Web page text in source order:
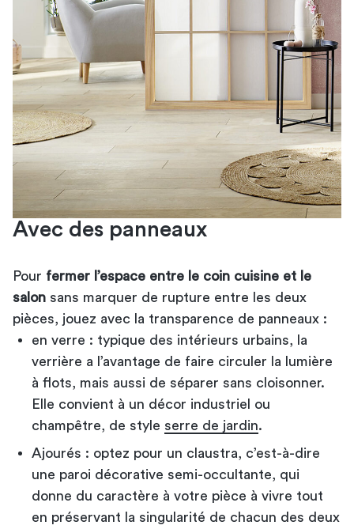
Avec des panneaux
Pour fermer l’espace entre le coin cuisine et le
salon sans marquer de rupture entre les deux
pièces, jouez avec la transparence de panneaux :
en verre : typique des intérieurs urbains, la
verrière a l’avantage de faire circuler la lumière
à flots, mais aussi de séparer sans cloisonner.
Elle convient à un décor industriel ou
champêtre, de style serre de jardin.
Ajourés : optez pour un claustra, c’est-à-dire
une paroi décorative semi-occultante, qui
donne du caractère à votre pièce à vivre tout
en préservant la singularité de chacun des deux